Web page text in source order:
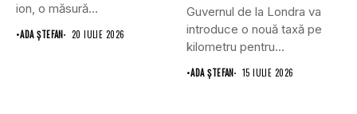
ion, o măsură...
•ADA ȘTEFAN 20 IULIE 2026
Guvernul de la Londra va
introduce o nouă taxă pe
kilometru pentru...
•ADA ȘTEFAN 15 IULIE 2026